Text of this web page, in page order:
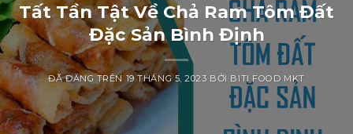
Tất Tần Tật Về Chả Ram Tôm Đất
Đặc Sản Bình Định
ĐÃ ĐĂNG TRÊN19 THÁNG 5, 2023 BỞI BITI FOOD MKT